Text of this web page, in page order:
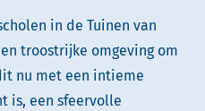
in de Tuinen van
troostrijke omgeving om
nu met een intieme
is, een sfeervolle